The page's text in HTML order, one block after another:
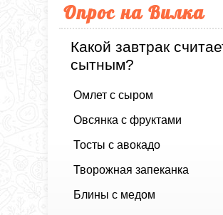
Опрос на Вилка
Какой завтрак
сытным?
Омлет с сыром
Овсянка с фруктами
Тосты с авокадо
Творожная запеканка
Блины с медом